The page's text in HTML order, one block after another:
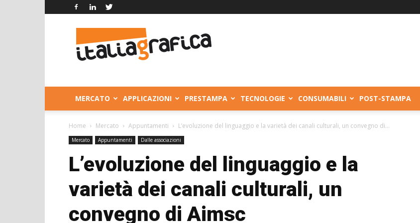
Grafica
MERCATO APPLICAZIONI PRESTAMPA TECNOLOGIE CONSUMABILI POST-STAMPA
Home Mercato Appuntamenti L’evoluzione del linguaggio e la varietà dei canali culturali, un convegno di...
Mercato Appuntamenti Dalle associazioni
L’evoluzione del linguaggio e la
varietà dei canali culturali, un
convegno di Aimsc